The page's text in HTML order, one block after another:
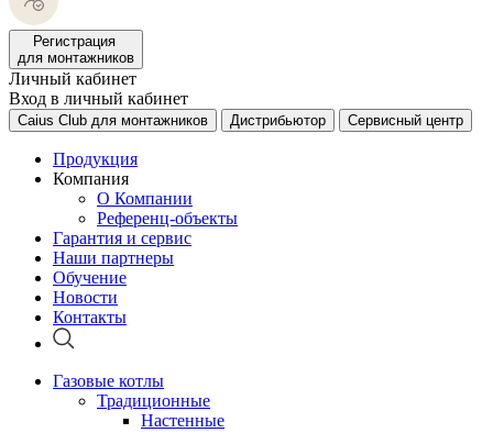
Регистрация
для монтажников
Личный кабинет
Вход в личный кабинет
Caius Club для монтажников Дистрибьютор Сервисный центр
Продукция
Компания
О Компании
Референц-объекты
Гарантия и сервис
Наши партнеры
Обучение
Новости
Контакты
Газовые котлы
Традиционные
Настенные